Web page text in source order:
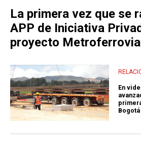
La primera vez que se
APP de Iniciativa
proyecto
En
Bogotá